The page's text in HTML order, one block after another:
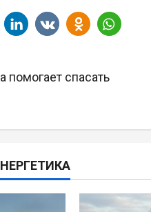
помогает спасать